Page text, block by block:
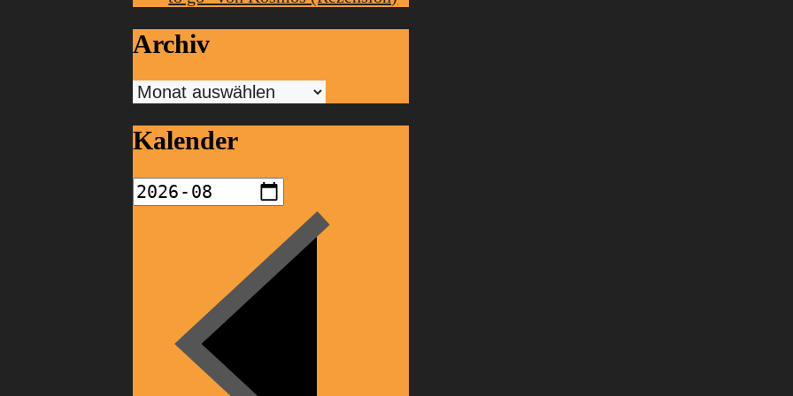
Archiv
Archiv
Kalender